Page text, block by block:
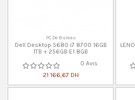
PC De Bureau
Dell Desktop 5680 i7 8700 16GB
1TB + 256GB E1 8GB
0 Avis
21 166,67 DH